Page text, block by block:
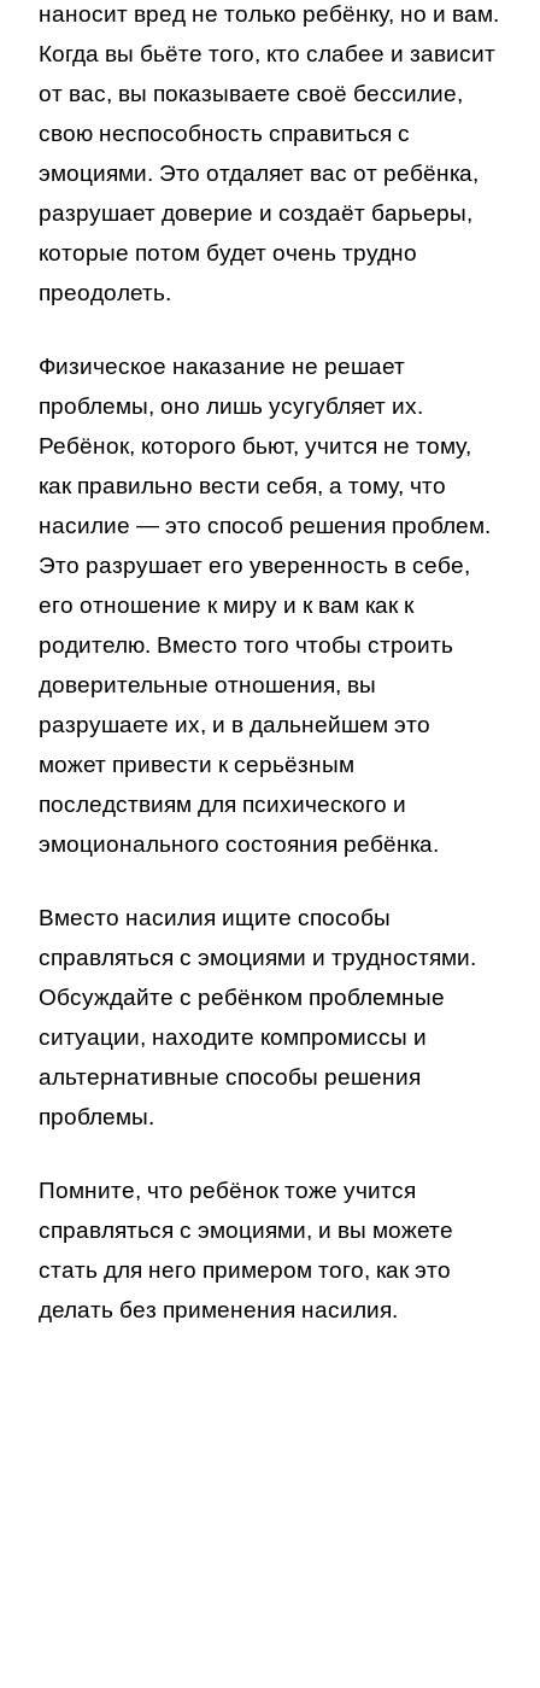
наносит вред не только ребёнку, но и вам.
Когда вы бьёте того, кто слабее и зависит
от вас, вы показываете своё бессилие,
свою неспособность справиться с
эмоциями. Это отдаляет вас от ребёнка,
разрушает доверие и создаёт барьеры,
которые потом будет очень трудно
преодолеть.
Физическое наказание не решает
проблемы, оно лишь усугубляет их.
Ребёнок, которого бьют, учится не тому,
как правильно вести себя, а тому, что
насилие — это способ решения проблем.
Это разрушает его уверенность в себе,
его отношение к миру и к вам как к
родителю. Вместо того чтобы строить
доверительные отношения, вы
разрушаете их, и в дальнейшем это
может привести к серьёзным
последствиям для психического и
эмоционального состояния ребёнка.
Вместо насилия ищите способы
справляться с эмоциями и трудностями.
Обсуждайте с ребёнком проблемные
ситуации, находите компромиссы и
альтернативные способы решения
проблемы.
Помните, что ребёнок тоже учится
справляться с эмоциями, и вы можете
стать для него примером того, как это
делать без применения насилия.